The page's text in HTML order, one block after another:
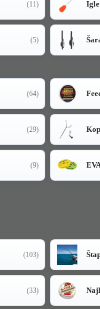
(11)
(5)
(64)
(29)
(9)
(103)
(33)